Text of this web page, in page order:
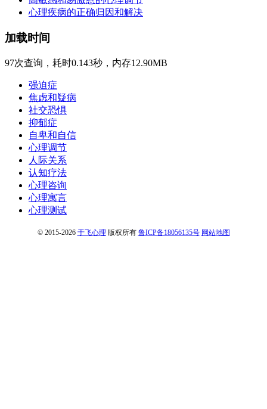
心理疾病的正确归因和解决
加载时间
97次查询，耗时0.143秒，内存12.90MB
强迫症
焦虑和疑病
社交恐惧
抑郁症
自卑和自信
心理调节
人际关系
认知疗法
心理咨询
心理寓言
心理测试
© 2015-2026 于飞心理 版权所有 鲁ICP备18056135号 网站地图